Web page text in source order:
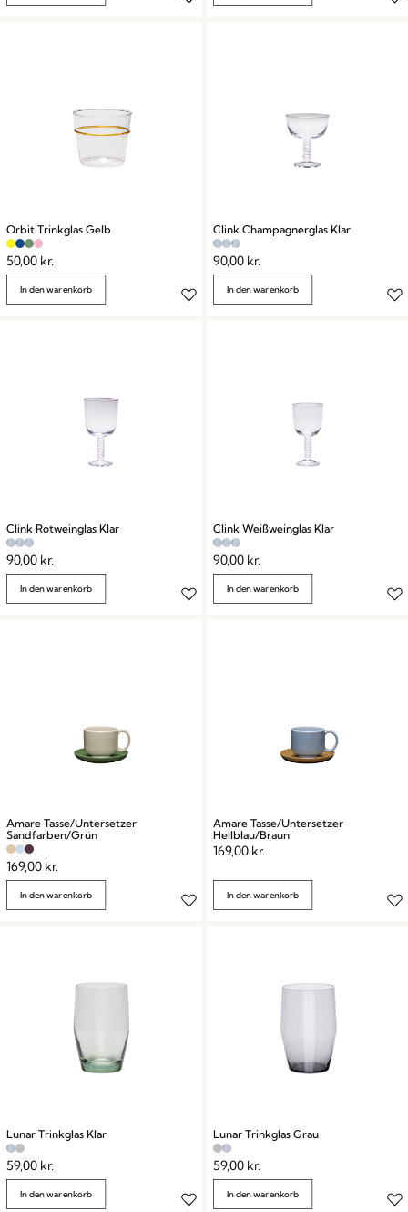
Orbit Trinkglas Gelb
50,00 kr.
In den warenkorb
Clink Champagnerglas Klar
90,00 kr.
In den warenkorb
Clink Rotweinglas Klar
90,00 kr.
In den warenkorb
Clink Weißweinglas Klar
90,00 kr.
In den warenkorb
Amare Tasse/Untersetzer
Sandfarben/Grün
169,00 kr.
In den warenkorb
Amare Tasse/Untersetzer
Hellblau/Braun
169,00 kr.
In den warenkorb
Lunar Trinkglas Klar
59,00 kr.
In den warenkorb
Lunar Trinkglas Grau
59,00 kr.
In den warenkorb